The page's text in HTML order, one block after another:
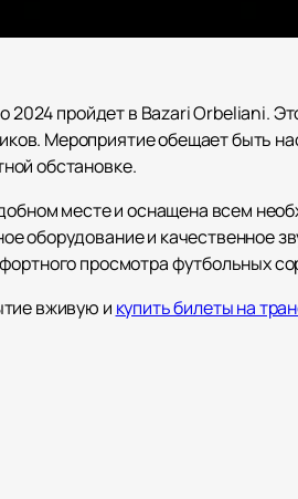
2024 пройдет в Bazari Orbeliani.
Мероприятие обещает быть
обстановке.
месте и оснащена всем
оборудование и качественное
просмотра футбольных
вживую и купить билеты на